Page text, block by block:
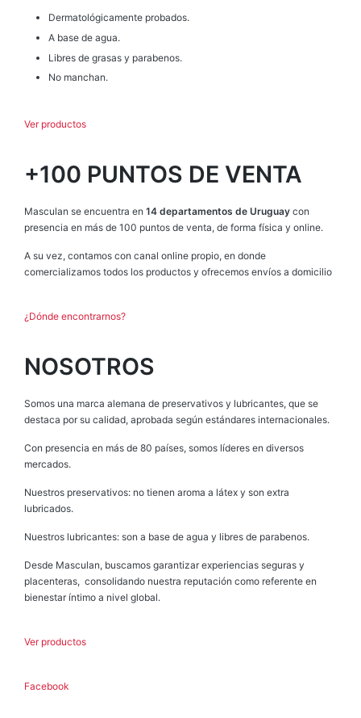
Dermatológicamente probados.
A base de agua.
Libres de grasas y parabenos.
No manchan.
Ver productos
+100 PUNTOS DE VENTA
Masculan se encuentra en 14 departamentos de Uruguay con
presencia en más de 100 puntos de venta, de forma física y online.
A su vez, contamos con canal online propio, en donde
comercializamos todos los productos y ofrecemos envíos a domicilio
¿Dónde encontrarnos?
NOSOTROS
Somos una marca alemana de preservativos y lubricantes, que se
destaca por su calidad, aprobada según estándares internacionales.
Con presencia en más de 80 países, somos líderes en diversos
mercados.
Nuestros preservativos: no tienen aroma a látex y son extra
lubricados.
Nuestros lubricantes: son a base de agua y libres de parabenos.
Desde Masculan, buscamos garantizar experiencias seguras y
placenteras, consolidando nuestra reputación como referente en
bienestar íntimo a nivel global.
Ver productos
Facebook